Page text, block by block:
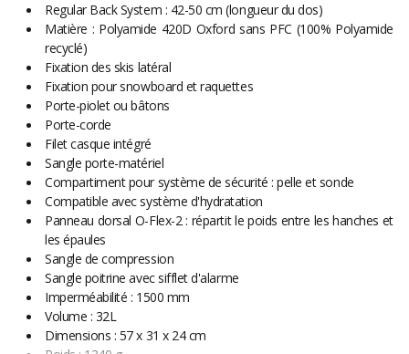
Regular Back System : 42-50 cm (longueur du dos)
Matière : Polyamide 420D Oxford sans PFC (100% Polyamide
recyclé)
Fixation des skis latéral
Fixation pour snowboard et raquettes
Porte-piolet ou bâtons
Porte-corde
Filet casque intégré
Sangle porte-matériel
Compartiment pour système de sécurité : pelle et sonde
Compatible avec système d'hydratation
Panneau dorsal O-Flex-2 : répartit le poids entre les hanches et
les épaules
Sangle de compression
Sangle poitrine avec sifflet d'alarme
Imperméabilité : 1500 mm
Volume : 32L
Dimensions : 57 x 31 x 24 cm